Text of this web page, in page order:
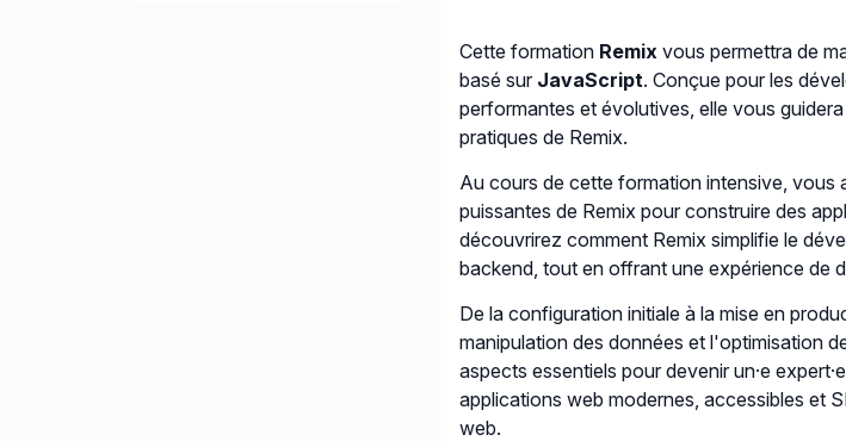
Cette formation Remixvous permettra de
basé sur JavaScript. Conçue pour les
performantes et évolutives, elle vous
pratiques de Remix.
Au cours de cette formation intensive, vous
puissantes de Remix pour construire des
découvrirez comment Remix simplifie le
backend, tout en offrant une expérience de
De la configuration initiale à la mise en
manipulation des données et l'optimisation
aspects essentiels pour devenir un·e
applications web modernes, accessibles et
web.